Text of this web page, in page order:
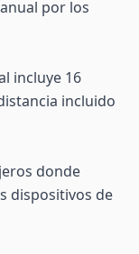
por los
incluye 16
incluido
donde
dispositivos de